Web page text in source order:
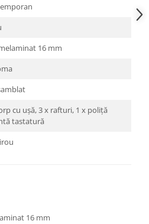
16 mm
cu ușă, 3 x rafturi, 1 x poliță
tastatură
16 mm